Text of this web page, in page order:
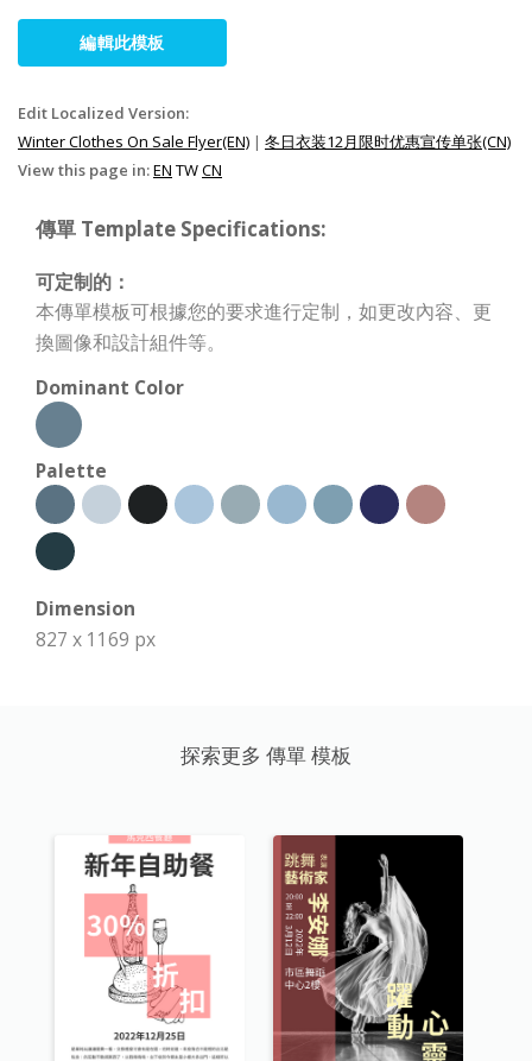
編輯此模板
Edit Localized Version:
Winter Clothes On Sale Flyer(EN) | 冬日衣装12月限时优惠宣传单张(CN)
View this page in:EN TWCN
傳單 Template Specifications:
可定制的：
本傳單模板可根據您的要求進行定制，如更改內容、更
換圖像和設計組件等。
Dominant Color
Palette
Dimension
827 x 1169 px
探索更多 傳單 模板